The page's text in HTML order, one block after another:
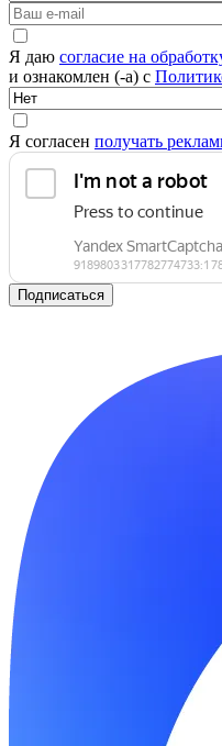
Я даю согласие на
и ознакомлен (-а) с
Я согласен получать